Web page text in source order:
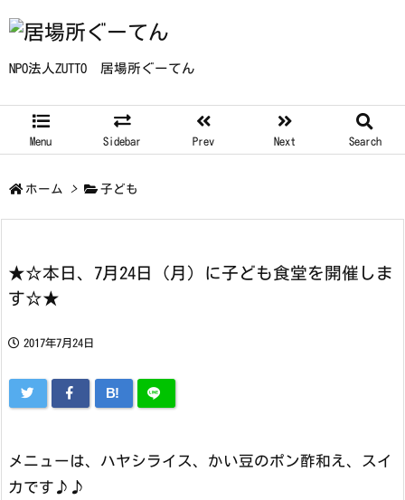
NPO法人ZUTTO 居場所ぐーてん
Menu Sidebar Prev Next Search
ホーム > 子ども
★☆本日、7月24日（月）に子ども食堂を開催しま
す☆★
2017年7月24日
B!
メニューは、ハヤシライス、かい豆のポン酢和え、スイ
カです♪♪